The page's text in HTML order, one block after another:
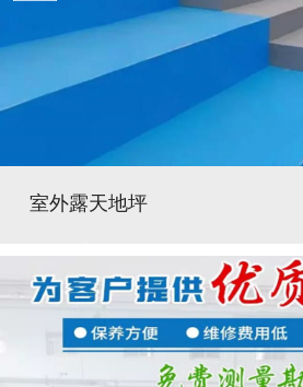
室外露天地坪